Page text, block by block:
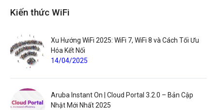
Kiến thức WiFi
Xu Hướng WiFi 2025: WiFi 7, WiFi 8 và Cách Tối Ưu
Hóa Kết Nối
14/04/2025
Aruba Instant On | Cloud Portal 3.2.0 – Bản Cập
Nhật Mới Nhất 2025